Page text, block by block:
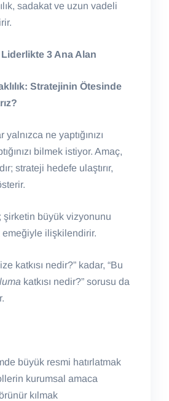
sadakat ve uzun vadeli
3 Ana Alan
Stratejinin Ötesinde
ne yaptığınızı
bilmek istiyor. Amaç,
strateji hedefe ulaştırır,
şirketin büyük vizyonunu
ilişkilendirir.
katkısı nedir?” kadar, “Bu
katkısı nedir?” sorusu da
büyük resmi hatırlatmak
kurumsal amaca
kılmak